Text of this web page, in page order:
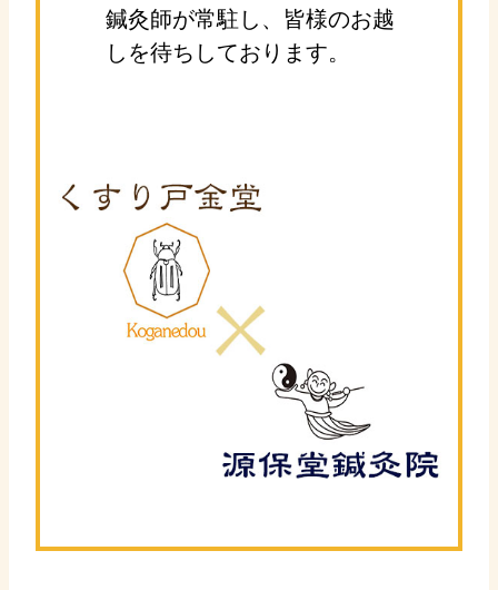
鍼灸師が常駐し、皆様のお越
しを待ちしております。